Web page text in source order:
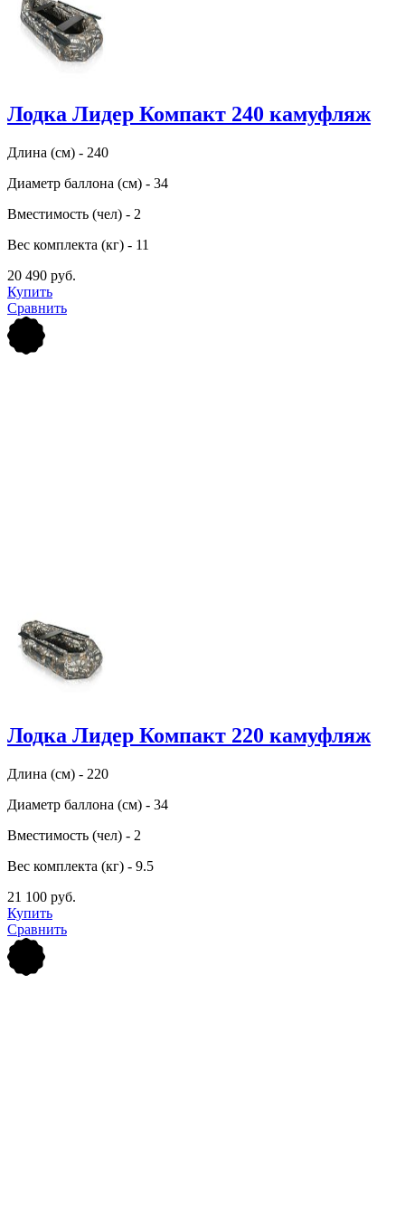
Лодка Лидер Компакт 240 камуфляж
Длина (см) - 240
Диаметр баллона (см) - 34
Вместимость (чел) - 2
Вес комплекта (кг) - 11
20 490 руб.
Купить
Сравнить
Лодка Лидер Компакт 220 камуфляж
Длина (см) - 220
Диаметр баллона (см) - 34
Вместимость (чел) - 2
Вес комплекта (кг) - 9.5
21 100 руб.
Купить
Сравнить